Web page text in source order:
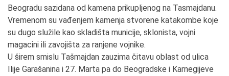
Beogradu sazidana od kamena prikupljenog na Tasmajdanu.
Vremenom su vađenjem kamenja stvorene katakombe koje
su dugo služile kao skladišta municije, sklonista, vojni
magacini ili zavojišta za ranjene vojnike.
U širem smislu Tašmajdan zauzima čitavu oblast od ulica
Ilije Garašanina i 27. Marta pa do Beogradske i Karnegijeve